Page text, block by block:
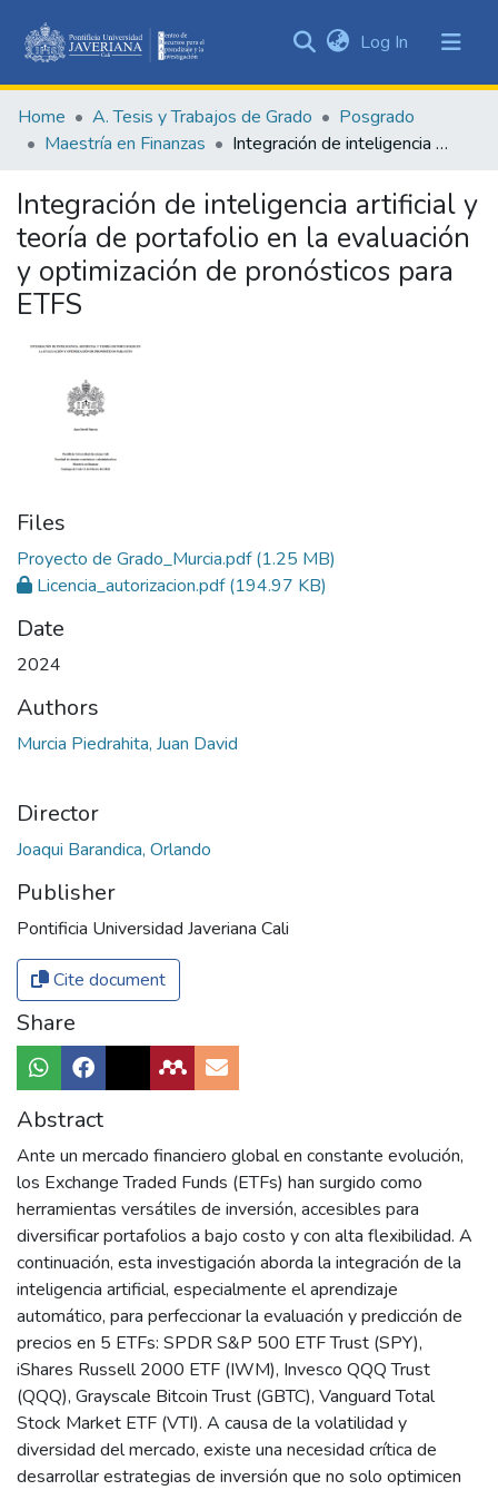
&
Collections
Statistics
Log In (current)
Home A. Tesis y Trabajos de Grado
Posgrado
Maestría en Finanzas
Integración de inteligencia artificial y teoría de portafolio en la evaluación y optimización de pronósticos para ETFS
Integración de inteligencia artificial y
teoría de portafolio en la evaluación
y optimización de pronósticos para
ETFS
Files
Proyecto de Grado_Murcia.pdf(1.25 MB)
Licencia_autorizacion.pdf(194.97 KB)
Date
2024
Authors
Murcia Piedrahita, Juan David
Director
Joaqui Barandica, Orlando
Publisher
Pontificia Universidad Javeriana Cali
Cite document
Share
Abstract
Ante un mercado financiero global en constante evolución,
los Exchange Traded Funds (ETFs) han surgido como
herramientas versátiles de inversión, accesibles para
diversificar portafolios a bajo costo y con alta flexibilidad. A
continuación, esta investigación aborda la integración de la
inteligencia artificial, especialmente el aprendizaje
automático, para perfeccionar la evaluación y predicción de
precios en 5 ETFs: SPDR S&P 500 ETF Trust (SPY),
iShares Russell 2000 ETF (IWM), Invesco QQQ Trust
(QQQ), Grayscale Bitcoin Trust (GBTC), Vanguard Total
Stock Market ETF (VTI). A causa de la volatilidad y
diversidad del mercado, existe una necesidad crítica de
desarrollar estrategias de inversión que no solo optimicen